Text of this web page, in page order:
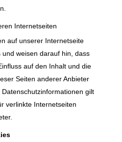
Internetseiten
auf unserer Internetseite
und weisen darauf hin, dass
auf den Inhalt und die
Seiten anderer Anbieter
Datenschutzinformationen gilt
verlinkte Internetseiten